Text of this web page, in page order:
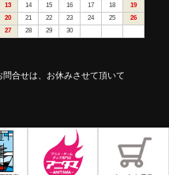
13
14 15 16 17 18
19
20
21 22 23 24 25
26
27
28 29 30
合せは、お休みさせて頂いて